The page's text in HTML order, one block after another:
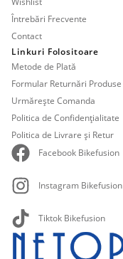
Întrebări Frecvente
Contact
Linkuri Folositoare
Metode de Plată
Formular Returnări Produse
Urmărește Comanda
Politica de Confidențialitate
Politica de Livrare și Retur
Facebook Bikefusion
Instagram Bikefusion
Tiktok Bikefusion